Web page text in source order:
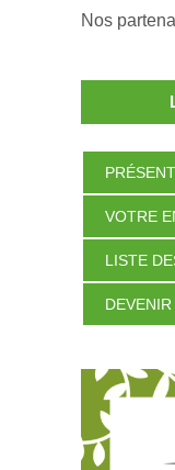
Nos
VOTRE
LISTE